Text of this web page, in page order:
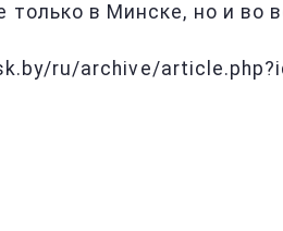
в Минске, но и во
ru/archive/